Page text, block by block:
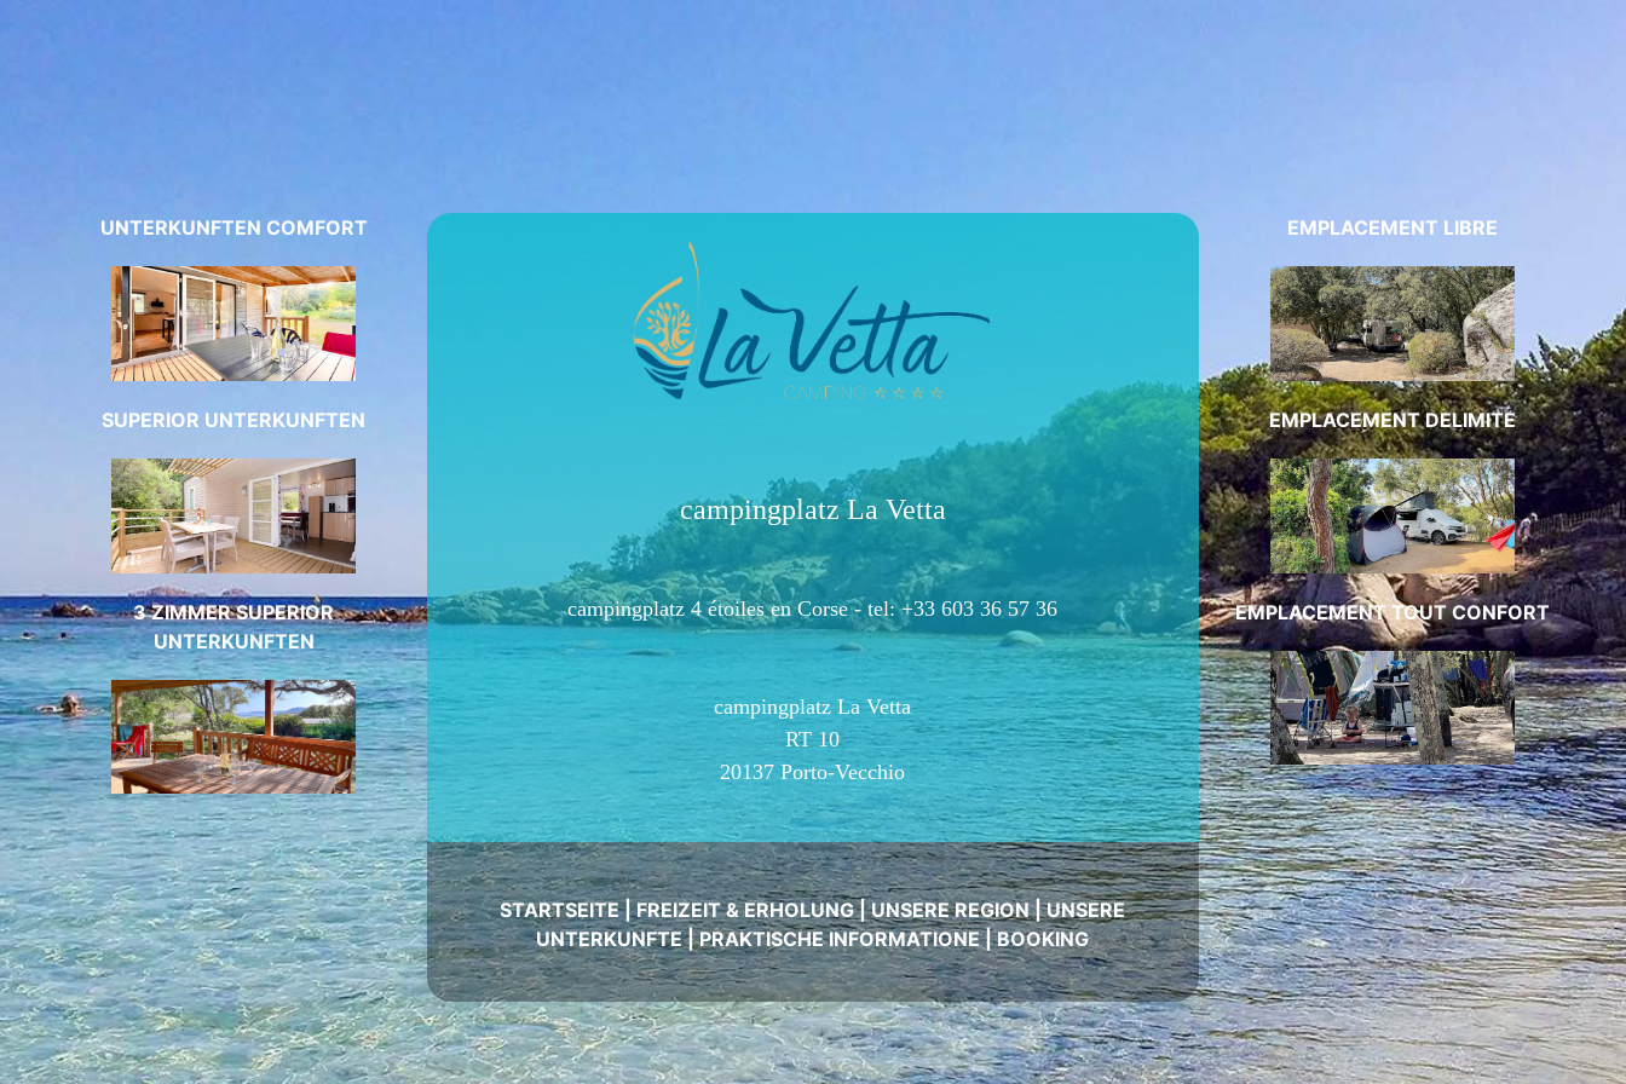
UNTERKUNFTEN COMFORT
SUPERIOR UNTERKUNFTEN
3 ZIMMER SUPERIOR
UNTERKUNFTEN
campingplatz La Vetta
campingplatz 4 étoiles en Corse -tel: +33 603 36 57 36
campingplatz La Vetta
RT 10
20137 Porto-Vecchio
EMPLACEMENT LIBRE
EMPLACEMENT DELIMITE
EMPLACEMENT TOUT CONFORT
STARTSEITE|FREIZEIT & ERHOLUNG|UNSERE REGION|UNSERE
UNTERKUNFTE|PRAKTISCHE INFORMATIONE|BOOKING